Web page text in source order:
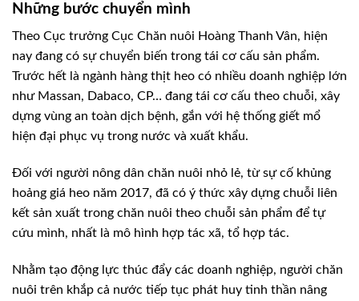
Những bước chuyển mình
Theo Cục trưởng Cục Chăn nuôi Hoàng Thanh Vân, hiện
nay đang có sự chuyển biến trong tái cơ cấu sản phẩm.
Trước hết là ngành hàng thịt heo có nhiều doanh nghiệp lớn
như Massan, Dabaco, CP… đang tái cơ cấu theo chuỗi, xây
dựng vùng an toàn dịch bệnh, gắn với hệ thống giết mổ
hiện đại phục vụ trong nước và xuất khẩu.
Ðối với người nông dân chăn nuôi nhỏ lẻ, từ sự cố khủng
hoảng giá heo năm 2017, đã có ý thức xây dựng chuỗi liên
kết sản xuất trong chăn nuôi theo chuỗi sản phẩm để tự
cứu mình, nhất là mô hình hợp tác xã, tổ hợp tác.
Nhằm tạo động lực thúc đẩy các doanh nghiệp, người chăn
nuôi trên khắp cả nước tiếp tục phát huy tinh thần nâng